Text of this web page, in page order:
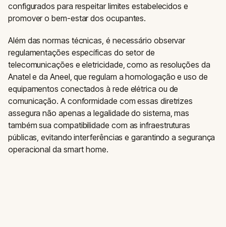
configurados para respeitar limites estabelecidos e
promover o bem-estar dos ocupantes.
Além das normas técnicas, é necessário observar
regulamentações específicas do setor de
telecomunicações e eletricidade, como as resoluções da
Anatel e da Aneel, que regulam a homologação e uso de
equipamentos conectados à rede elétrica ou de
comunicação. A conformidade com essas diretrizes
assegura não apenas a legalidade do sistema, mas
também sua compatibilidade com as infraestruturas
públicas, evitando interferências e garantindo a segurança
operacional da smart home.